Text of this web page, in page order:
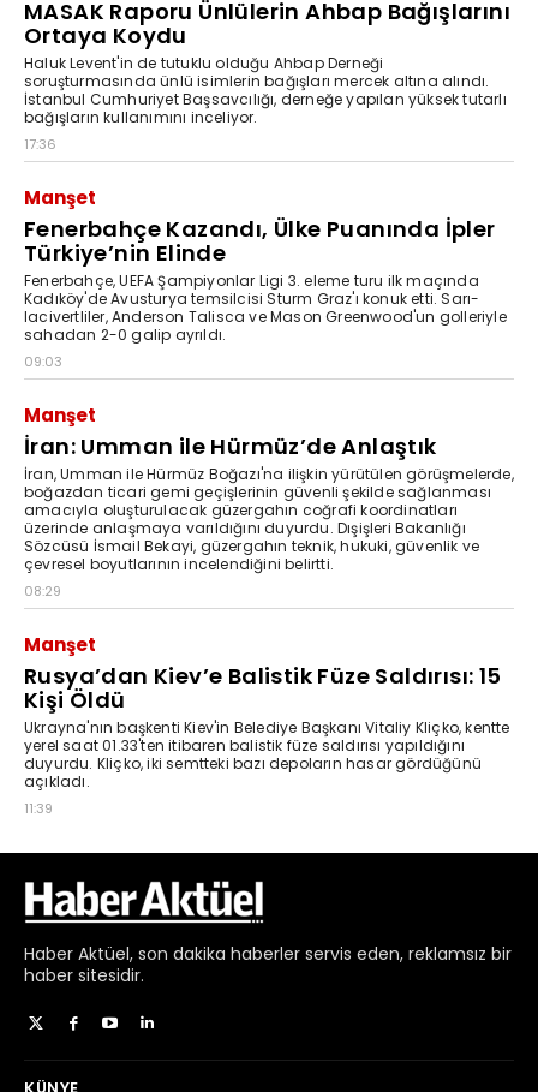
Haber Aktüel, son dakika haberler servis eden, reklamsız bir
haber sitesidir.